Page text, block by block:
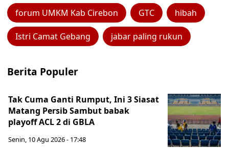
forum UMKM Kab Cirebon GTC hibah
Istri Camat Gebang jabar paling rukun
Berita Populer
Tak Cuma Ganti Rumput, Ini 3 Siasat
Matang Persib Sambut babak
playoff ACL 2 di GBLA
Senin, 10 Agu 2026 - 17:48